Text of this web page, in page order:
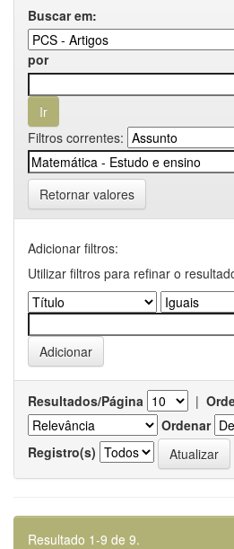
Buscar em:
por
Filtros correntes:
Retornar valores
Adicionar filtros:
Utilizar filtros para refinar o
Resultados/Página |
Ordenar
Registro(s)
Resultado 1-9 de 9.